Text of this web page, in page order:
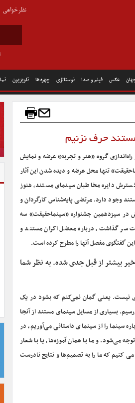
عکس فیلم و صدا نوستالژی چهره ها تلویزیون
نظرخواهی
حرف نزنیم
گروه «هنر و تجربه» عرضه و نمایش
تنها محل عرضه و دیده شدن این آثار
دایره مخاطبان سینمای مستند، هنوز
وجود دارد. مرتضی پایه‌شناس کارگردان و
در سیزدهمین جشنواره «سینماحقیقت» سه
سر گذاشت، درباره معضل اکران مستند و
گفتگوی مفصل آنها را مطرح کرده است.
بیشتر از قبل جدی شده. به نظر شما
نیست. یعنی گمان نمی‌کنم که بشود در یک
بسیاری از مسایل سینمای مستند از آنجا
سینما را از سینمای داستانی می‌آوریم، در
می‌شود. و ما با همان آموزه‌ها، یا با شعار
کنیم که ما را به تصمیم‌ها و نتایج نادرست